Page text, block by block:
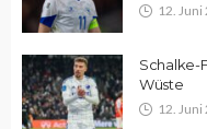
12. Juni
Schalke-
Wüste
12. Juni